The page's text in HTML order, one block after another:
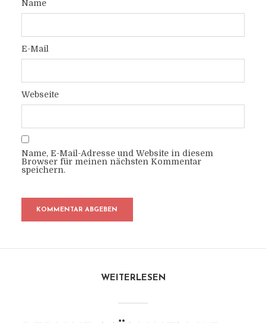
Name
E-Mail
Webseite
Name, E-Mail-Adresse und Website in diesem
Browser für meinen nächsten Kommentar
speichern.
WEITERLESEN